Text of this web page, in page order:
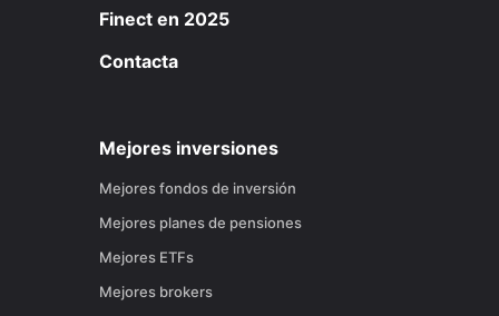
Finect en 2025
Contacta
Mejores inversiones
Mejores fondos de inversión
Mejores planes de pensiones
Mejores ETFs
Mejores brokers